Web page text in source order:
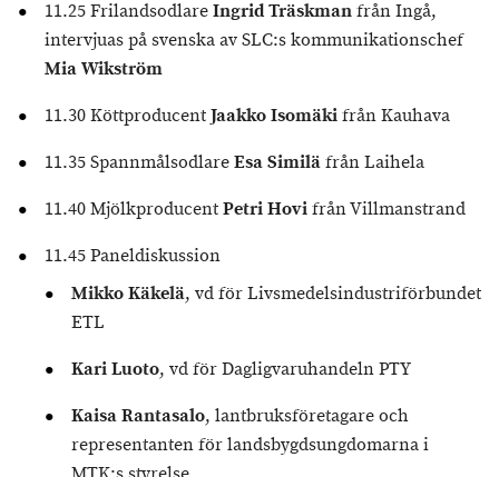
11.25 FrilandsodlareIngrid Träskmanfrån Ingå,
intervjuas på svenska av SLC:s kommunikationschef
Mia Wikström
11.30 KöttproducentJaakko Isomäkifrån Kauhava
11.35 SpannmålsodlareEsa Similäfrån Laihela
11.40 MjölkproducentPetri Hovifrån Villmanstrand
11.45 Paneldiskussion
Mikko Käkelä, vd för Livsmedelsindustriförbundet
ETL
Kari Luoto, vd för Dagligvaruhandeln PTY
Kaisa Rantasalo, lantbruksföretagare och
representanten för landsbygdsungdomarna i